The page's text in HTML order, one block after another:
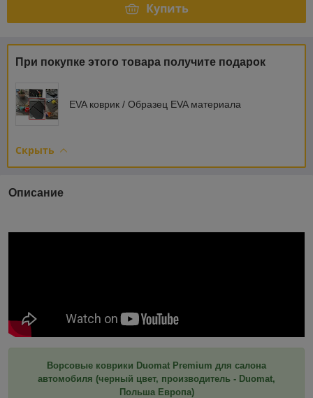
Купить
При покупке этого товара получите подарок
EVA коврик / Образец EVA материала
Скрыть
Описание
Ворсовые коврики Duomat Premium для салона
автомобиля (черный цвет, производитель - Duomat,
Польша Европа)